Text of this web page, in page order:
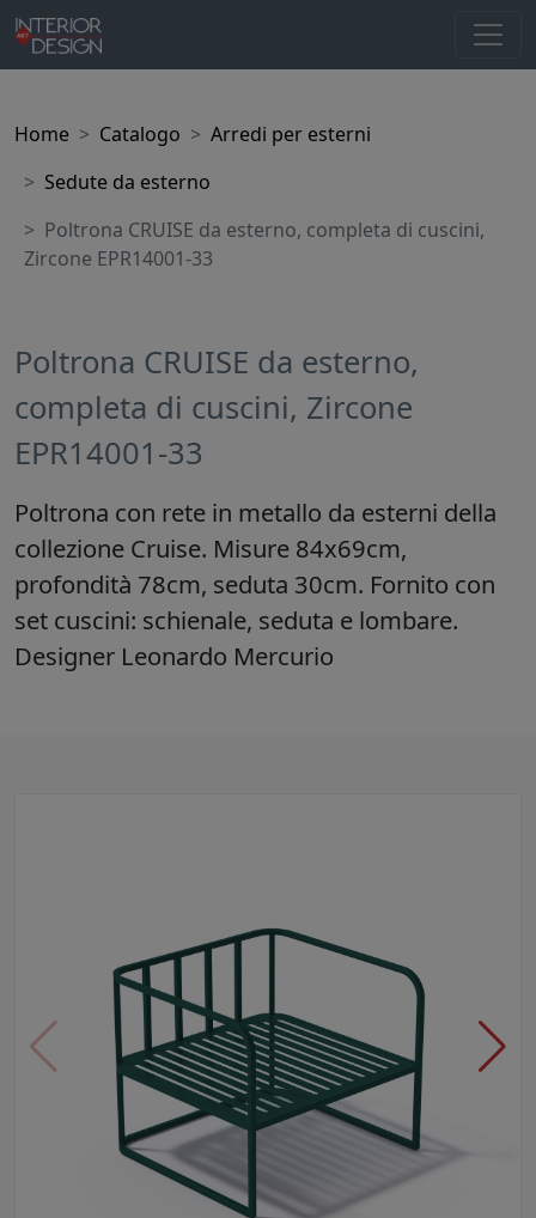
Home Catalogo
Arredi per esterni
Sedute da esterno
Poltrona CRUISE da esterno, completa di cuscini,
Zircone EPR14001-33
Poltrona CRUISE da esterno,
completa di cuscini, Zircone
EPR14001-33
Poltrona con rete in metallo da esterni della
collezione Cruise. Misure 84x69cm,
profondità 78cm, seduta 30cm. Fornito con
set cuscini: schienale, seduta e lombare.
Designer Leonardo Mercurio